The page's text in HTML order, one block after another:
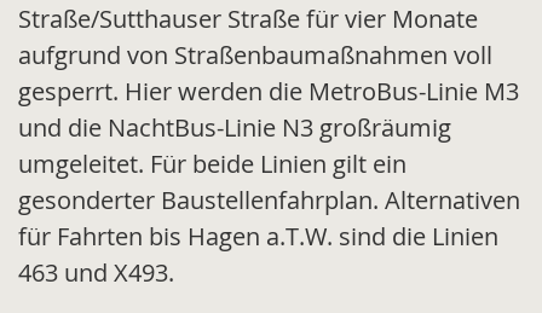
Straße/Sutthauser Straße für vier Monate
aufgrund von Straßenbaumaßnahmen voll
gesperrt. Hier werden die MetroBus-Linie M3
und die NachtBus-Linie N3 großräumig
umgeleitet. Für beide Linien gilt ein
gesonderter Baustellenfahrplan. Alternativen
für Fahrten bis Hagen a.T.W. sind die Linien
463 und X493.